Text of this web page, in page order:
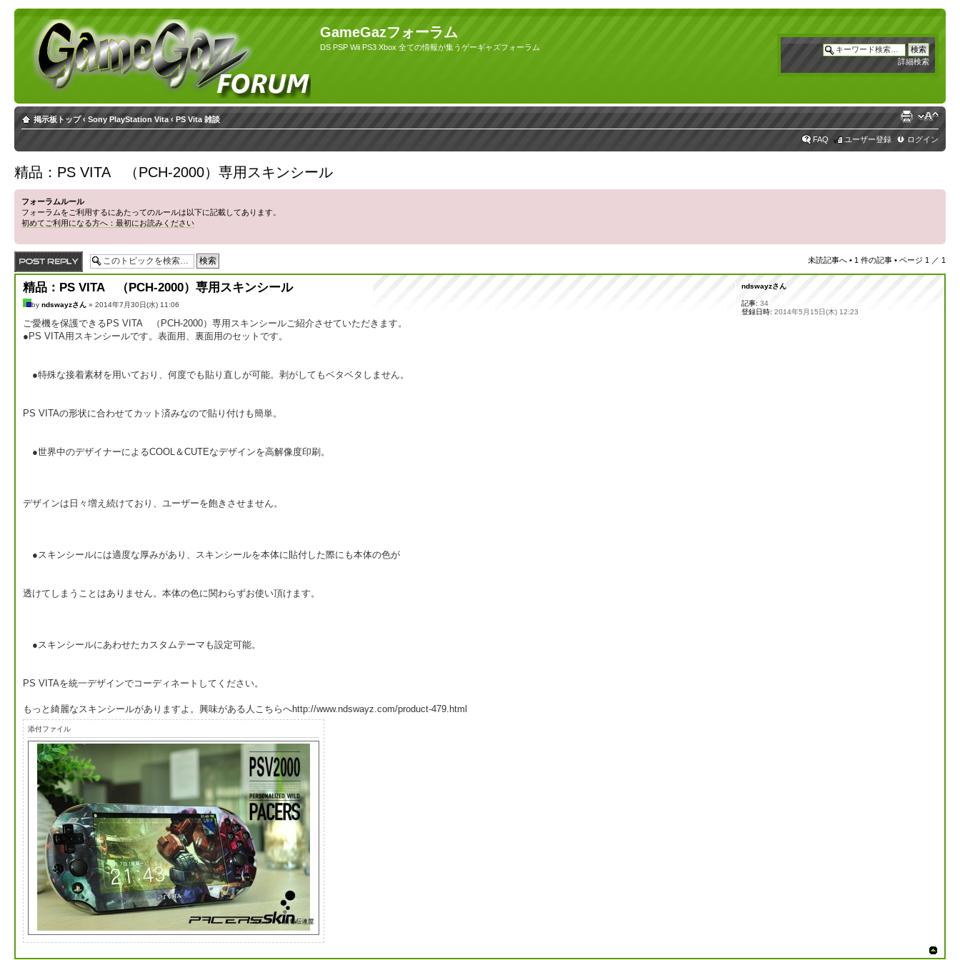
GameGazフォーラム
DS PSP Wii PS3 Xbox 全ての情報が集うゲーギャズフォーラム
詳細検索
掲示板トップ ‹ Sony PlayStation Vita ‹ PS Vita 雑談
FAQ ユーザー登録 ログイン
精品：PS VITA （PCH-2000）専用スキンシール
フォーラムルール
フォーラムをご利用するにあたってのルールは以下に記載してあります。
初めてご利用になる方へ：最初にお読みください
未読記事へ • 1 件の記事 • ページ 1 ／ 1
精品：PS VITA （PCH-2000）専用スキンシール
by ndswayzさん » 2014年7月30日(水) 11:06
ご愛機を保護できるPS VITA （PCH-2000）専用スキンシールご紹介させていただきます。
●PS VITA用スキンシールです。表面用、裏面用のセットです。
●特殊な接着素材を用いており、何度でも貼り直しが可能。剥がしてもベタベタしません。
PS VITAの形状に合わせてカット済みなので貼り付けも簡単。
●世界中のデザイナーによるCOOL＆CUTEなデザインを高解像度印刷。
デザインは日々増え続けており、ユーザーを飽きさせません。
●スキンシールには適度な厚みがあり、スキンシールを本体に貼付した際にも本体の色が
透けてしまうことはありません。本体の色に関わらずお使い頂けます。
●スキンシールにあわせたカスタムテーマも設定可能。
PS VITAを統一デザインでコーディネートしてください。
もっと綺麗なスキンシールがありますよ。興味がある人こちらへhttp://www.ndswayz.com/product-479.html
添付ファイル
ndswayzさん
記事: 34
登録日時: 2014年5月15日(木) 12:23